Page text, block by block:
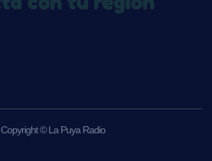
Copyright © La Puya Radio